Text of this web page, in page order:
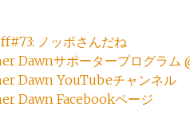
ノッポさんだね
Dawnサポータープログラム
Dawn YouTubeチャンネル
Dawn Facebookページ